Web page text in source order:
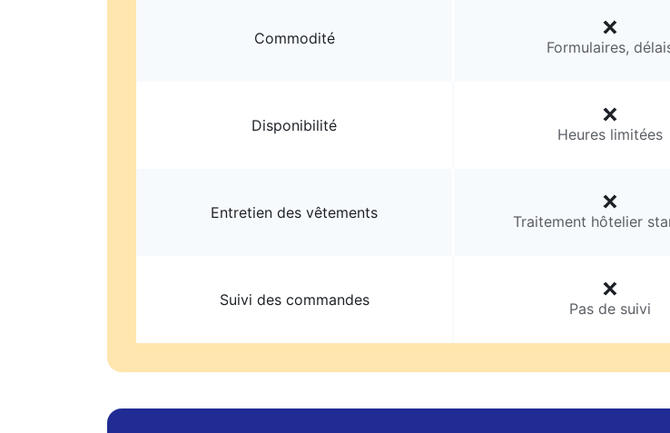
Commodité Formulaires,
Disponibilité Heures limitées
Entretien des vêtements Traitement hôtelier
Suivi des commandes Pas de suivi